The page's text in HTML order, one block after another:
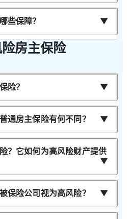
保险公司可能会限制某些风
完全排除高风险财产的特定
提供一定程度的保护。
措施，以减少财产损失的可
可以包括安装安全系统、火
针对某些危险的保障措施。
公司可能会收取更高的保
风险房屋相关的风险增加。
评估的风险，确保保险公司
供承保的同时保持盈利能
些保障？
房主保险
险？
通房主保险有何不同？
？它如何为高风险财产提供
保险公司视为高风险？